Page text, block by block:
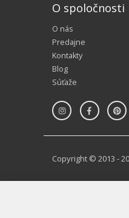
O spoločnosti
O nás
Predajne
Kontakty
Blog
Súťaže
Copyright © 2013 -